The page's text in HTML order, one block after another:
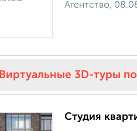
Агентство,
Виртуальные 3D-туры
Студия